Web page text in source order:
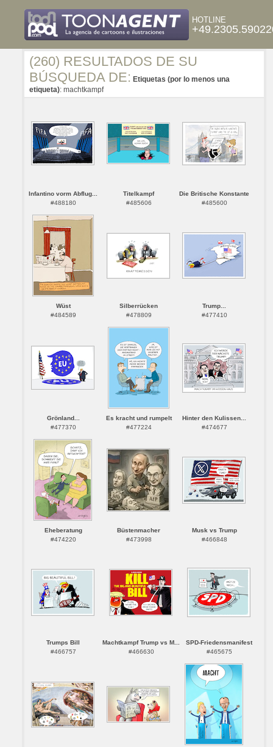
HOTLINE
(260) RESULTADOS DE SU
BÚSQUEDA DE: Etiquetas (por lo menos una
etiqueta): machtkampf
Infantino vorm Abflug...
#488180
Titelkampf
#485606
Die Britische Konstante
#485600
Wüst
#484589
Silberrücken
#478809
Trump...
#477410
Grönland...
#477370
Es kracht und rumpelt
#477224
Hinter den Kulissen...
#474677
Eheberatung
#474220
Büstenmacher
#473998
Musk vs Trump
#466848
Trumps Bill
#466757
Machtkampf Trump vs M...
#466630
SPD-Friedensmanifest
#465675